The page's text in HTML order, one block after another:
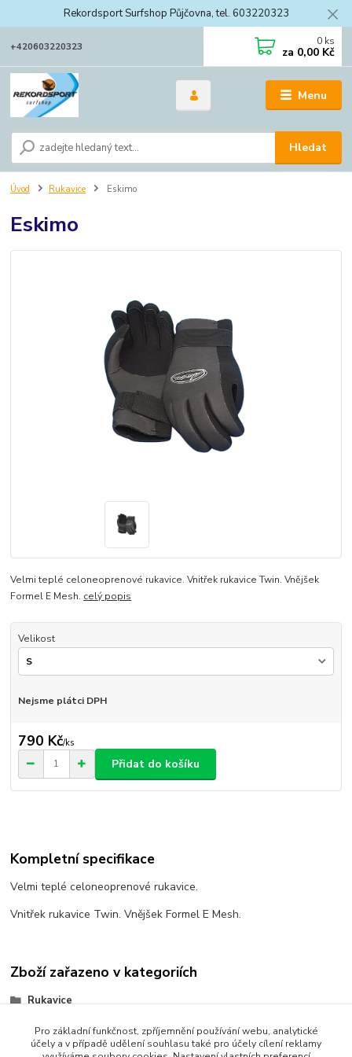
Rekordsport Surfshop Půjčovna, tel. 603220323
Menu
Hledat
+420603220323 0 ks
za 0,00 Kč
Úvod Rukavice Eskimo
Eskimo
Velmi teplé celoneoprenové rukavice. Vnitřek rukavice Twin. Vnějšek
Formel E Mesh. celý popis
Velikost
Nejsme plátci DPH
790 Kč/ks
Přidat do košíku
Kompletní specifikace
Velmi teplé celoneoprenové rukavice.
Vnitřek rukavice Twin. Vnějšek Formel E Mesh.
Zboží zařazeno v kategoriích
Rukavice
Pro základní funkčnost, zpříjemnění používání webu, analytické
účely a v případě udělení souhlasu také pro účely cílení reklamy